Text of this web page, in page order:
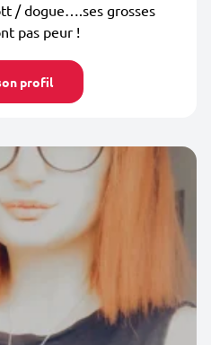
/ dogue….ses grosses
pas peur !
profil